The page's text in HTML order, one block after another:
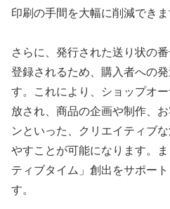
印刷の手間を大幅に削減できま
さらに、発行された送り状の
登録されるため、購入者への
す。これにより、ショップオ
放され、商品の企画や制作、
ンといった、クリエイティブ
やすことが可能になります。
ティブタイム」創出をサポー
す。